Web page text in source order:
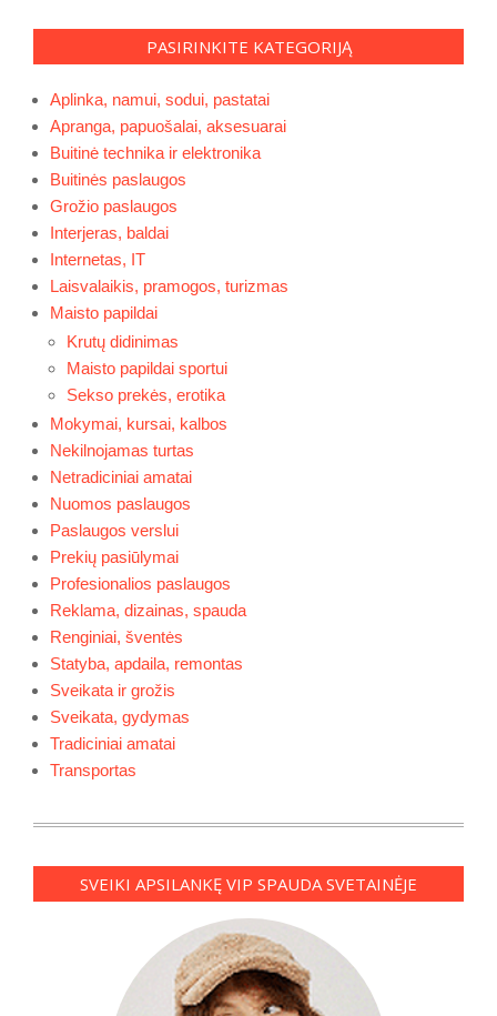
PASIRINKITE KATEGORIJĄ
Aplinka, namui, sodui, pastatai
Apranga, papuošalai, aksesuarai
Buitinė technika ir elektronika
Buitinės paslaugos
Grožio paslaugos
Interjeras, baldai
Internetas, IT
Laisvalaikis, pramogos, turizmas
Maisto papildai
Krutų didinimas
Maisto papildai sportui
Sekso prekės, erotika
Mokymai, kursai, kalbos
Nekilnojamas turtas
Netradiciniai amatai
Nuomos paslaugos
Paslaugos verslui
Prekių pasiūlymai
Profesionalios paslaugos
Reklama, dizainas, spauda
Renginiai, šventės
Statyba, apdaila, remontas
Sveikata ir grožis
Sveikata, gydymas
Tradiciniai amatai
Transportas
SVEIKI APSILANKĘ VIP SPAUDA SVETAINĖJE